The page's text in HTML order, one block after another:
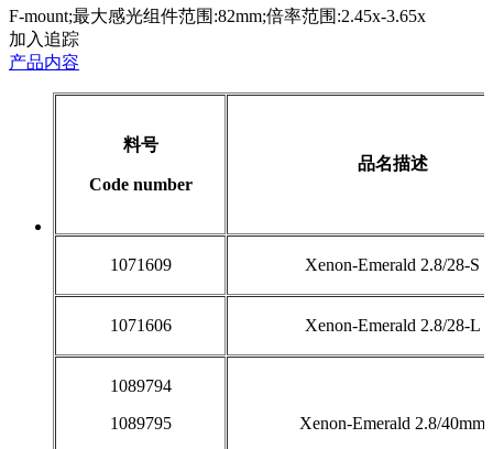
F-mount;最大感光组件范围:82mm;倍率范围:2.45x-3.65x
加入追踪
产品内容
料号
Code number
品名描述
1071609 Xenon-Emerald 2.8/28-S
1071606 Xenon-Emerald 2.8/28-L
1089794
1089795
Xenon-Emerald 2.8/40mm